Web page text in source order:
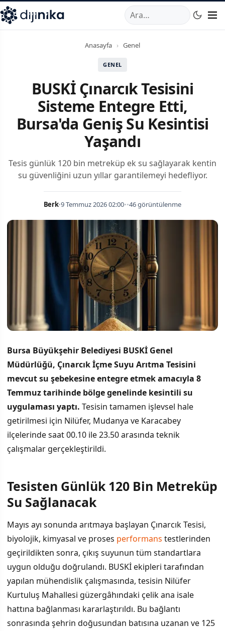
,Marmara Mahallesi,Beylikdüzü34520TRTelefon:0850
Anasayfa › Genel
GENEL
BUSKİ Çınarcık Tesisini
Sisteme Entegre Etti,
Bursa'da Geniş Su Kesintisi
Yaşandı
Tesis günlük 120 bin metreküp ek su sağlayarak kentin
su güvenliğini uzun yıllar garantilemeyi hedefliyor.
Berk•9 Temmuz 2026 02:00••46 görüntülenme
Bursa Büyükşehir Belediyesi BUSKİ Genel
Müdürlüğü, Çınarcık İçme Suyu Arıtma Tesisini
mevcut su şebekesine entegre etmek amacıyla 8
Temmuz tarihinde bölge genelinde kesintili su
uygulaması yaptı. Tesisin tamamen işlevsel hale
getirilmesi için Nilüfer, Mudanya ve Karacabey
ilçelerinde saat 00.10 ile 23.50 arasında teknik
çalışmalar gerçekleştirildi.
İÇINDEKILER
Kesintiden Etkilenen Mahalleler
Basınç Sorunları Çözüme Kavuşacak
Diğer Planlanan Kesintiler
Su Kalitesi Güvencesi
Tesisten Günlük 120 Bin Metreküp
Su Sağlanacak
Mayıs ayı sonunda arıtmaya başlayan Çınarcık Tesisi,
biyolojik, kimyasal ve proses performans testlerinden
geçirildikten sonra, çıkış suyunun tüm standartlara
uygun olduğu doğrulandı. BUSKİ ekipleri tarafından
yapılan mühendislik çalışmasında, tesisin Nilüfer
Kurtuluş Mahallesi güzergâhındaki çelik ana isale
hattına bağlanması kararlaştırıldı. Bu bağlantı
sonrasında şehrin doğusundan batısına uzanan ve 125